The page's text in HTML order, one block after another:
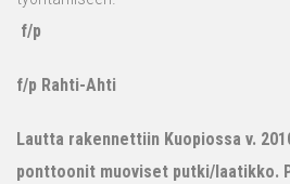
f/p
f/p Rahti-Ahti
Lautta rakennettiin Kuopiossa v.
ponttoonit muoviset putki/laatikko.